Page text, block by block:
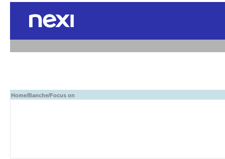
Home/Banche/Focus on